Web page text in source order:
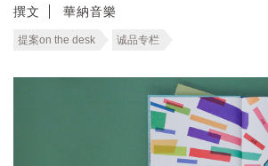
撰文 華納音樂
提案on the desk 诚品专栏